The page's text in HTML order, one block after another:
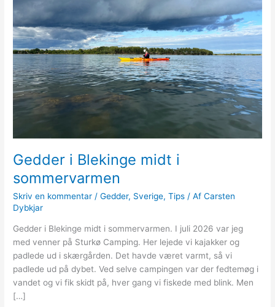
Gedder i Blekinge midt i
sommervarmen
Skriv en kommentar /Gedder, Sverige,Tips / AfCarsten
Dybkjar
Gedder i Blekinge midt i sommervarmen. I juli 2026 var jeg
med venner på Sturkø Camping. Her lejede vi kajakker og
padlede ud i skærgården. Det havde været varmt, så vi
padlede ud på dybet. Ved selve campingen var der fedtemøg i
vandet og vi fik skidt på, hver gang vi fiskede med blink. Men
[…]